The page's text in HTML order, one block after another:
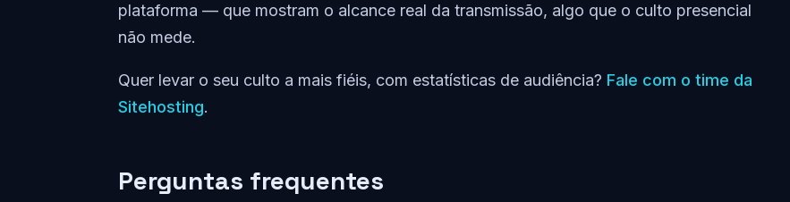
plataforma — que mostram o alcance real da transmissão, algo que o culto presencial
não mede.
Quer levar o seu culto a mais fiéis, com estatísticas de audiência? Fale com o time da
Sitehosting.
Perguntas frequentes